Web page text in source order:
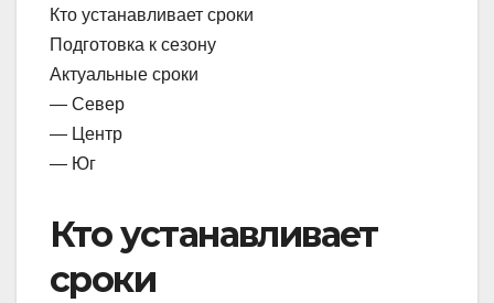
Кто устанавливает сроки
Подготовка к сезону
Актуальные сроки
— Север
— Центр
— Юг
Кто устанавливает
сроки